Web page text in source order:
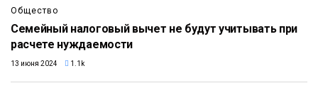
Общество
Семейный налоговый вычет не будут учитывать при
расчете нуждаемости
13 июня 2024 1.1k